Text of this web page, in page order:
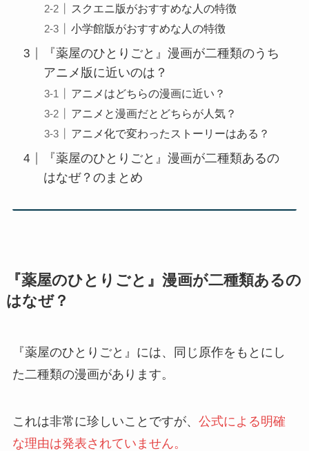
スクエニ版がおすすめな人の特徴
小学館版がおすすめな人の特徴
『薬屋のひとりごと』漫画が二種類のうち
アニメ版に近いのは？
アニメはどちらの漫画に近い？
アニメと漫画だとどちらが人気？
アニメ化で変わったストーリーはある？
『薬屋のひとりごと』漫画が二種類あるの
はなぜ？のまとめ
『薬屋のひとりごと』漫画が二種類あるの
はなぜ？
『薬屋のひとりごと』には、同じ原作をもとにし
た二種類の漫画があります。
これは非常に珍しいことですが、 公式による明確
な理由は発表されていません。